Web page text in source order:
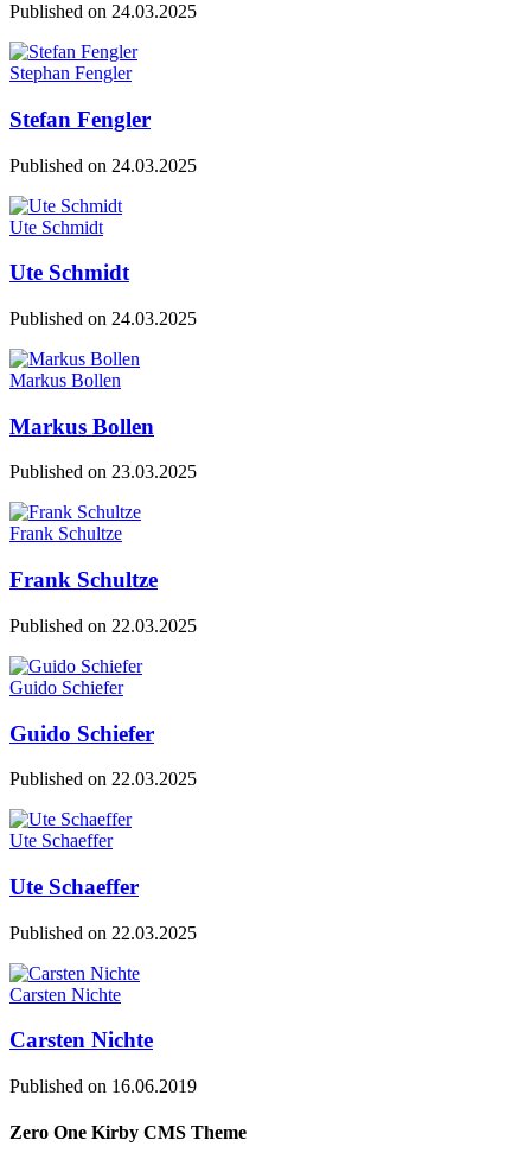
Published on 24.03.2025
Stephan Fengler
Stefan Fengler
Published on 24.03.2025
Ute Schmidt
Ute Schmidt
Published on 24.03.2025
Markus Bollen
Markus Bollen
Published on 23.03.2025
Frank Schultze
Frank Schultze
Published on 22.03.2025
Guido Schiefer
Guido Schiefer
Published on 22.03.2025
Ute Schaeffer
Ute Schaeffer
Published on 22.03.2025
Carsten Nichte
Carsten Nichte
Published on 16.06.2019
Zero One Kirby CMS Theme